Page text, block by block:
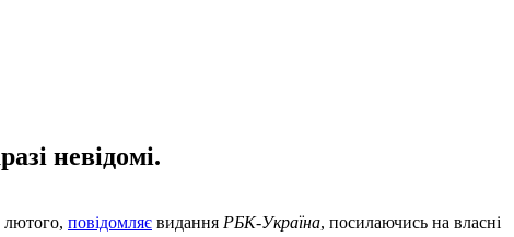
невідомі.
лютого, повідомляє видання РБК-Україна, посилаючись на власні